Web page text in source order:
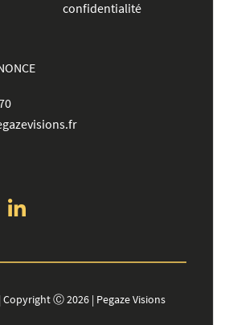
confidentialité
Copyright Ⓒ 2026 | Pegaze Visions